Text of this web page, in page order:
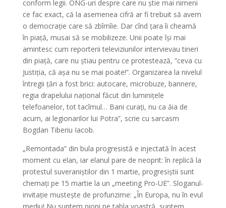
conform legii. ONG-uri despre care nu știe mai nimeni
ce fac exact, că la asemenea cifră ar fi trebuit să avem
o democrație care să zbîrnîie. Dar cînd țara îi cheamă
în piață, musai să se mobilizeze. Unii poate își mai
amintesc cum reporterii televiziunilor intervievau tineri
din piață, care nu știau pentru ce protestează, ”ceva cu
Justiția, că așa nu se mai poate!”. Organizarea la nivelul
întregii țări a fost brici: autocare, microbuze, bannere,
regia drapelului național făcut din luminițele
telefoanelor, tot tacîmul… Bani curați, nu ca ăia de
acum, ai legionarilor lui Potra”, scrie cu sarcasm
Bogdan Tiberiu Iacob.
„Remontada” din bula progresistă e injectată în acest
moment cu elan, iar elanul pare de neoprit: în replică la
protestul suveraniștilor din 1 martie, progresiștii sunt
chemați pe 15 martie la un „meeting Pro-UE”. Sloganul-
invitație mustește de profunzime: „În Europa, nu în evul